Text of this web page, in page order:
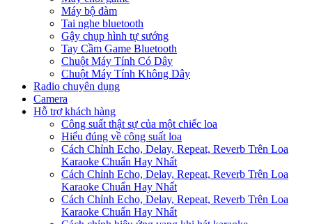
Máy bộ đàm
Tai nghe bluetooth
Gậy chụp hình tự sướng
Tay Cầm Game Bluetooth
Chuột Máy Tính Có Dây
Chuột Máy Tính Không Dây
Radio chuyên dụng
Camera
Hỗ trợ khách hàng
Công suất thật sự của một chiếc loa
Hiểu đúng về công suất loa
Cách Chỉnh Echo, Delay, Repeat, Reverb Trên Loa
Karaoke Chuẩn Hay Nhất
Cách Chỉnh Echo, Delay, Repeat, Reverb Trên Loa
Karaoke Chuẩn Hay Nhất
Cách Chỉnh Echo, Delay, Repeat, Reverb Trên Loa
Karaoke Chuẩn Hay Nhất